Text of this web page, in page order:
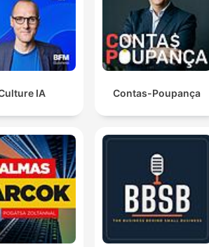
IA Contas-Poupança